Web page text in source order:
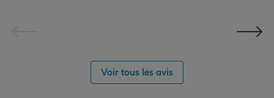
Voir tous les avis